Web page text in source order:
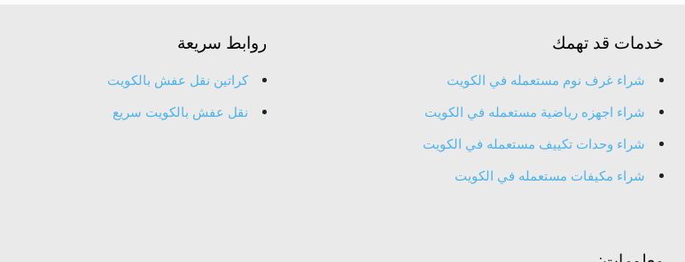
روابط سريعة
كراتين نقل عفش بالكويت
نقل عفش بالكويت سريع
خدمات قد تهمك
شراء غرف نوم مستعمله في الكويت
شراء اجهزه رياضية مستعمله في الكويت
شراء وحدات تكييف مستعمله في الكويت
شراء مكيفات مستعمله في الكويت